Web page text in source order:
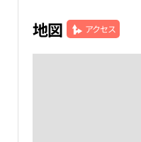
地図 アクセス